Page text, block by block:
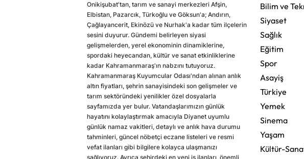
Onikişubat'tan, tarım ve sanayi merkezleri Afşin,
Elbistan, Pazarcık, Türkoğlu ve Göksun'a; Andırın,
Çağlayancerit, Ekinözü ve Nurhak'a kadar tüm ilçelerin
sesini duyurur. Gündemi belirleyen siyasi
gelişmelerden, yerel ekonominin dinamiklerine,
spordaki heyecandan, kültür ve sanat etkinliklerine
kadar Kahramanmaraş'ın nabzını tutuyoruz.
Kahramanmaraş Kuyumcular Odası'ndan alınan anlık
altın fiyatları, şehrin sanayisindeki son gelişmeler ve
tarım sektöründeki yenilikler özel dosyalarla
sayfamızda yer bulur. Vatandaşlarımızın günlük
hayatını kolaylaştırmak amacıyla Diyanet uyumlu
günlük namaz vakitleri, detaylı ve anlık hava durumu
tahminleri, güncel nöbetçi eczane listeleri ve resmi
vefat ilanları gibi bilgilere kolayca ulaşmanızı
sağlıyoruz. Ayrıca şehirdeki en yeni iş ilanları, önemli
Bilim ve
Siyaset
Sağlık
Eğitim
Spor
Asayiş
Türkiye
Yemek
Sinema
Yaşam
Kültür-